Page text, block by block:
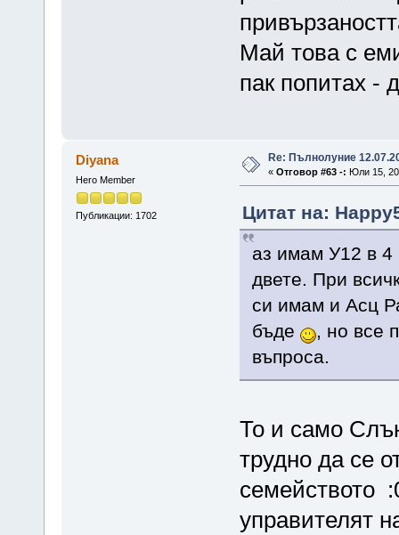
Май това с
пак попитах -
Diyana
Hero Member
Публикации: 1702
Re: Пълнолуние
« Отговор #63 -: Юли 15,
Цитат на:
аз имам У12 в 4
двете. При
си имам и Асц
бъде
, но все
въпроса.
То и само
трудно да се
семейството
управителят